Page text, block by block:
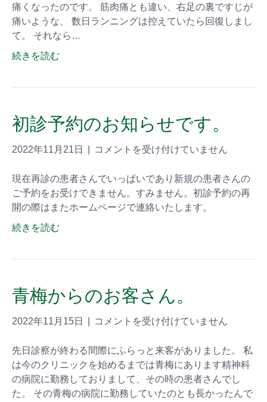
痛くなったのです。 筋肉痛とも違い、右足の裏ですじが
痛いような、 数日ランニングは控えていたら回復しまし
て。 それなら…
続きを読む
初診予約のお知らせです。
2022年11月21日 コメントを受け付けていません
現在再診の患者さんでいっぱいであり新規の患者さんの
ご予約をお受けできません。すみません。初診予約の再
開の際はまたホームページで連絡いたします。
続きを読む
青梅からのお客さん。
2022年11月15日 コメントを受け付けていません
先日診察が終わる間際にふらっと来客がありました。 私
は今のクリニックを始めるまでは青梅にあります精神科
の病院に勤務しておりまして、その時の患者さんでし
た。 その青梅の病院に勤務していたのとも長かったんで